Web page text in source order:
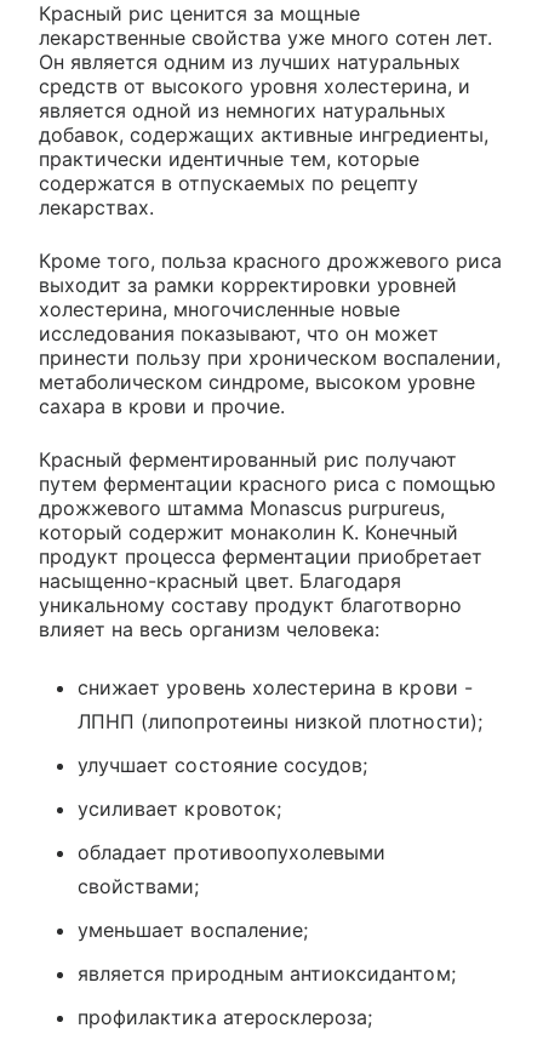
Красный рис ценится за мощные
лекарственные свойства уже много сотен лет.
Он является одним из лучших натуральных
средств от высокого уровня холестерина, и
является одной из немногих натуральных
добавок, содержащих активные ингредиенты,
практически идентичные тем, которые
содержатся в отпускаемых по рецепту
лекарствах.
Кроме того, польза красного дрожжевого риса
выходит за рамки корректировки уровней
холестерина, многочисленные новые
исследования показывают, что он может
принести пользу при хроническом воспалении,
метаболическом синдроме, высоком уровне
сахара в крови и прочие.
Красный ферментированный рис получают
путем ферментации красного риса с помощью
дрожжевого штамма Monascus purpureus,
который содержит монаколин К. Конечный
продукт процесса ферментации приобретает
насыщенно-красный цвет. Благодаря
уникальному составу продукт благотворно
влияет на весь организм человека:
снижает уровень холестерина в крови -
ЛПНП (липопротеины низкой плотности);
улучшает состояние сосудов;
усиливает кровоток;
обладает противоопухолевыми
свойствами;
уменьшает воспаление;
является природным антиоксидантом;
профилактика атеросклероза;